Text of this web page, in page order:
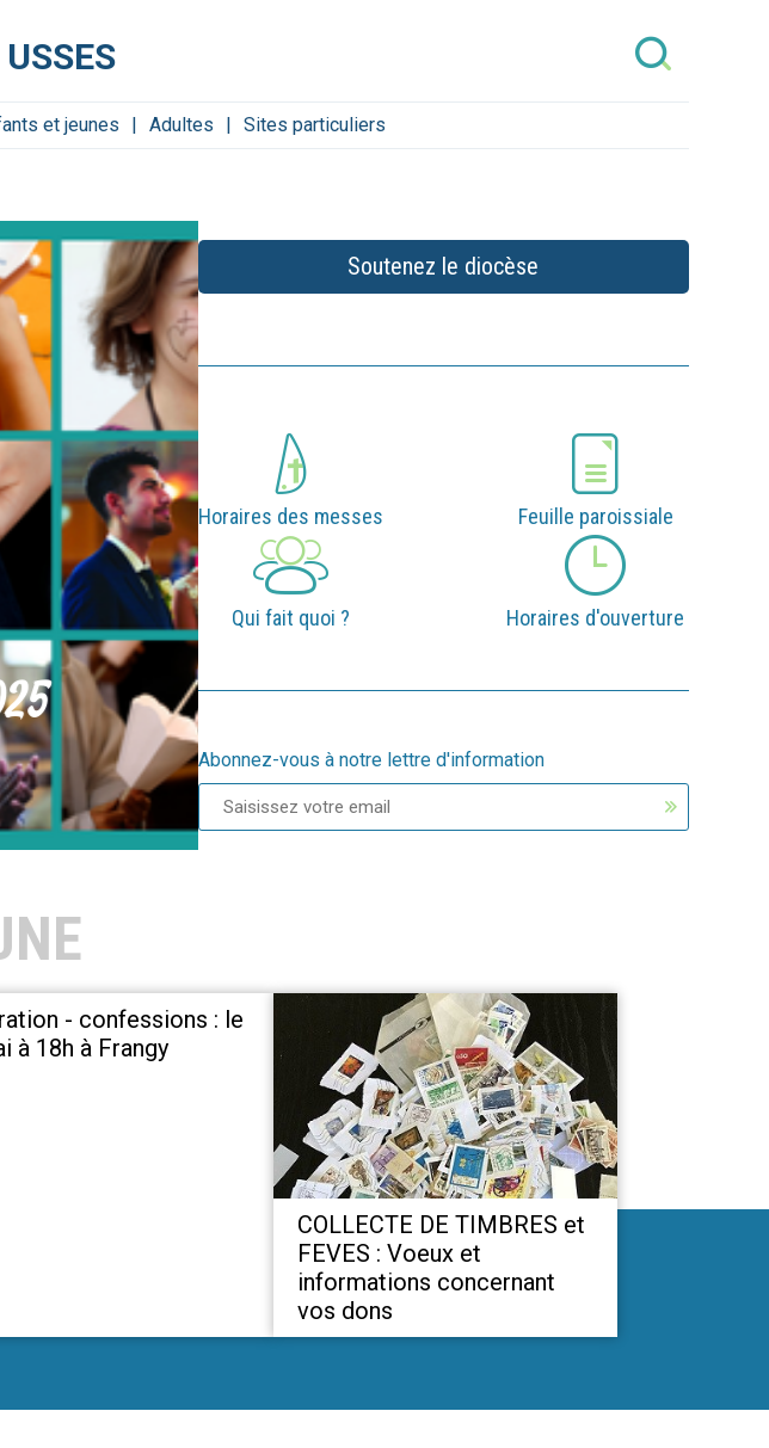
et jeunes Adultes Sites particuliers
Ecoute -
Soutenez le diocèse
Horaires des messes Feuille paroissiale
Qui fait quoi ? Horaires d'ouverture
Abonnez-vous à notre lettre d'information
- confessions : le
à 18h à Frangy
COLLECTE DE TIMBRES et
FEVES : Voeux et
informations concernant
vos dons